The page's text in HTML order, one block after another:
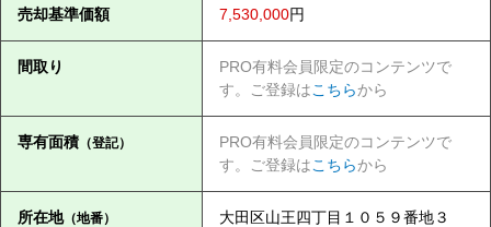
売却基準価額 7,530,000円
間取り
PRO有料会員限定のコンテンツで
す。ご登録はこちらから
専有面積（登記）
PRO有料会員限定のコンテンツで
す。ご登録はこちらから
所在地（地番） 大田区山王四丁目１０５９番地３